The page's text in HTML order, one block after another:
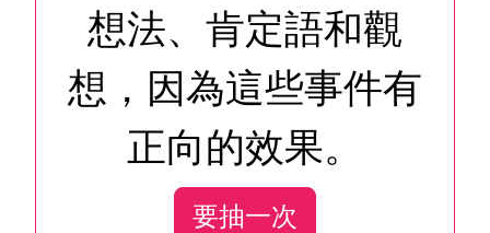
想法、肯定語和觀
想，因為這些事件有
正向的效果。
要抽一次